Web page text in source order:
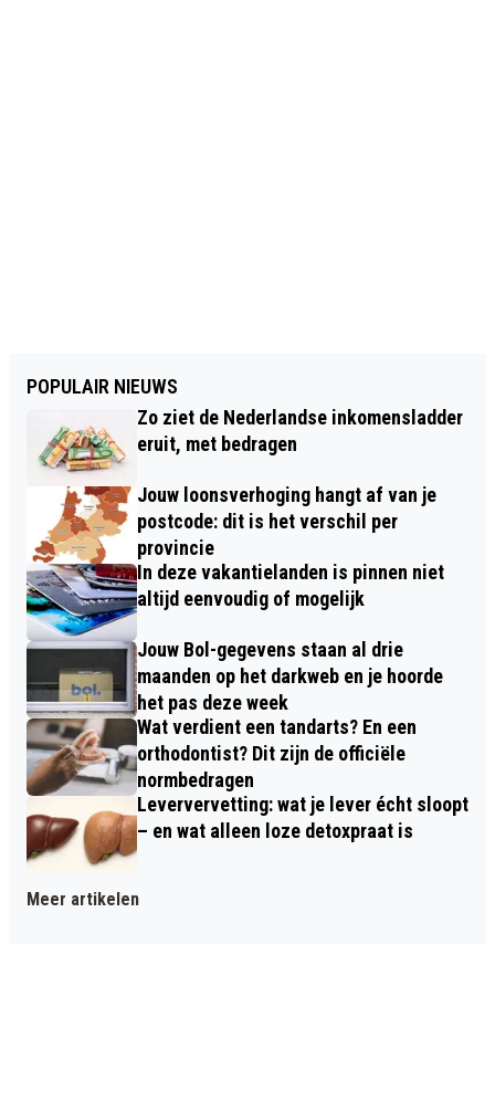
POPULAIR NIEUWS
Zo ziet de Nederlandse inkomensladder
eruit, met bedragen
Jouw loonsverhoging hangt af van je
postcode: dit is het verschil per
provincie
In deze vakantielanden is pinnen niet
altijd eenvoudig of mogelijk
Jouw Bol-gegevens staan al drie
maanden op het darkweb en je hoorde
het pas deze week
Wat verdient een tandarts? En een
orthodontist? Dit zijn de officiële
normbedragen
Leververvetting: wat je lever écht sloopt
– en wat alleen loze detoxpraat is
Meer artikelen